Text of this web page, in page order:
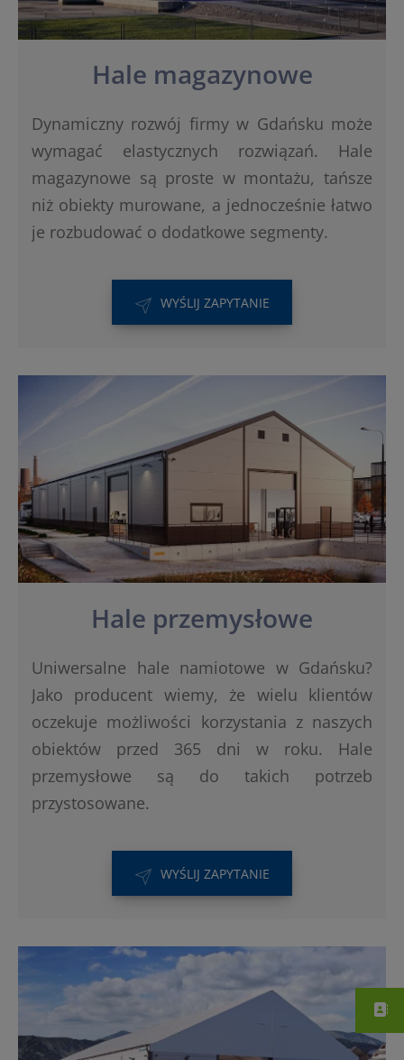
Hale magazynowe
Dynamiczny rozwój firmy w Gdańsku może
wymagać elastycznych rozwiązań. Hale
magazynowe są proste w montażu, tańsze
niż obiekty murowane, a jednocześnie łatwo
je rozbudować o dodatkowe segmenty.
WYŚLIJ ZAPYTANIE
Hale przemysłowe
Uniwersalne hale namiotowe w Gdańsku?
Jako producent wiemy, że wielu klientów
oczekuje możliwości korzystania z naszych
obiektów przed 365 dni w roku. Hale
przemysłowe są do takich potrzeb
przystosowane.
WYŚLIJ ZAPYTANIE